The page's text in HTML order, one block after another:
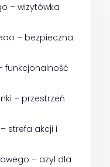
– wizytówka
– bezpieczna
funkcjonalność
– przestrzeń
strefa akcji i
– azyl dla